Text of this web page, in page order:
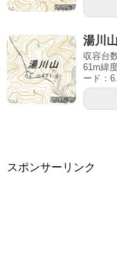
湯川
収容台
61m緯
ード：
スポンサーリンク